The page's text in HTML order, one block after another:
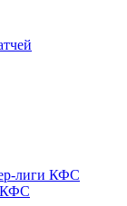
лиги КФС
КФС